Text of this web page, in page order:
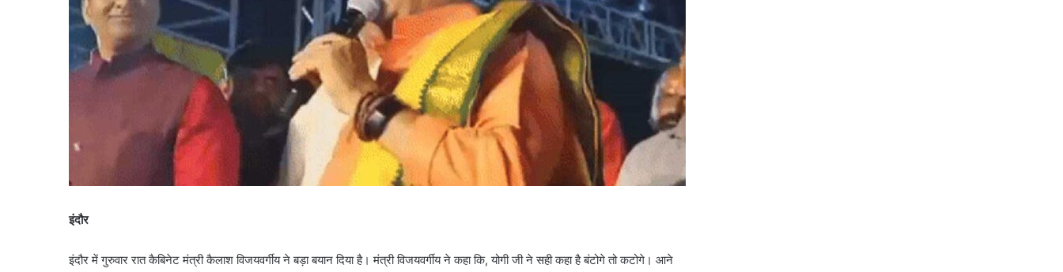
इंदौर
इंदौर में गुरुवार रात कैबिनेट मंत्री कैलाश विजयवर्गीय ने बड़ा बयान दिया है। मंत्री विजयवर्गीय ने कहा कि, योगी जी ने सही कहा है बंटोगे तो कटोगे। आने